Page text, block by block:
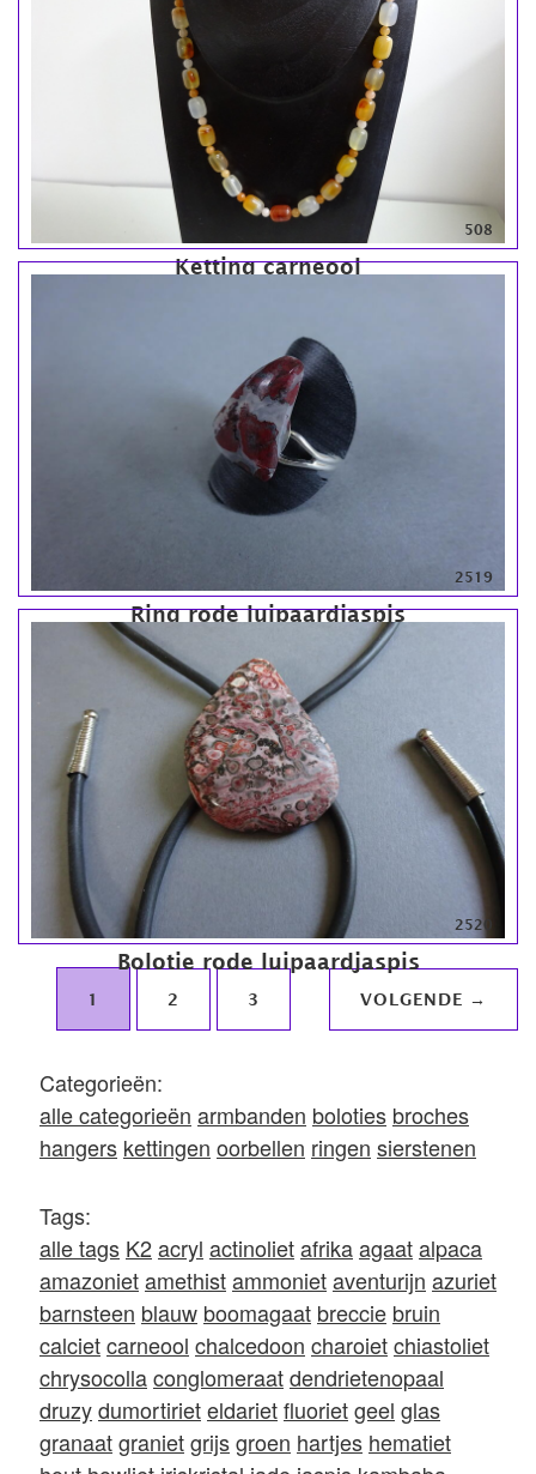
Ketting carneool
508
Ring rode luipaardjaspis
2519
Bolotie rode luipaardjaspis
2520
1 2 3 VOLGENDE →
Categorieën:
alle categorieën armbanden boloties broches
hangers kettingen oorbellen ringen sierstenen
Tags:
alle tags K2acryl actinolietafrikaagaatalpaca
amazonietamethistammonietaventurijn azuriet
barnsteen blauw boomagaat breccie bruin
calcietcarneool chalcedoon charoietchiastoliet
chrysocollaconglomeraatdendrietenopaal
druzydumortirieteldarietfluorietgeel glas
granaatgranietgrijsgroen hartjes hematiet